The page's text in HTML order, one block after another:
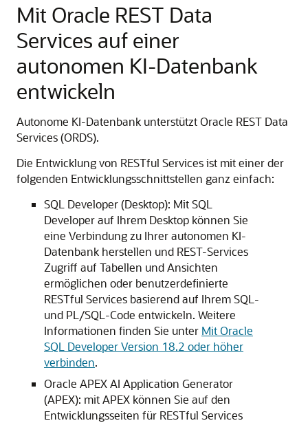
Mit Oracle REST Data
Services auf einer
autonomen KI-Datenbank
entwickeln
Autonome KI-Datenbank unterstützt Oracle REST Data
Services (ORDS).
Die Entwicklung von RESTful Services ist mit einer der
folgenden Entwicklungsschnittstellen ganz einfach:
SQL Developer (Desktop): Mit SQL
Developer auf Ihrem Desktop können Sie
eine Verbindung zu Ihrer autonomen KI-
Datenbank herstellen und REST-Services
Zugriff auf Tabellen und Ansichten
ermöglichen oder benutzerdefinierte
RESTful Services basierend auf Ihrem SQL-
und PL/SQL-Code entwickeln. Weitere
Informationen finden Sie unter Mit Oracle
SQL Developer Version 18.2 oder höher
verbinden.
Oracle APEX AI Application Generator
(APEX): mit APEX können Sie auf den
Entwicklungsseiten für RESTful Services